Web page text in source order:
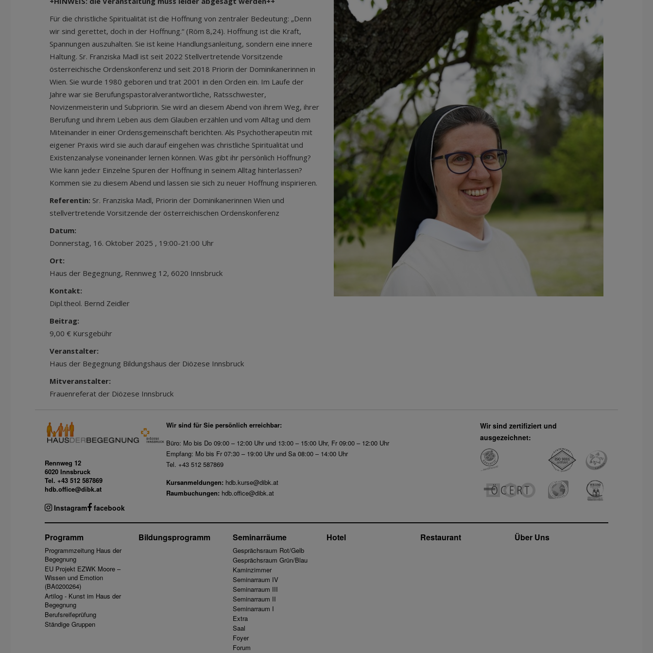
Für die christliche Spiritualität ist die Hoffnung von zentraler Bedeutung: „Denn
wir sind gerettet, doch in der Hoffnung.“ (Röm 8,24). Hoffnung ist die Kraft,
Spannungen auszuhalten. Sie ist keine Handlungsanleitung, sondern eine innere
Haltung. Sr. Franziska Madl ist seit 2022 Stellvertretende Vorsitzende
österreichische Ordenskonferenz und seit 2018 Priorin der Dominikanerinnen in
Wien. Sie wurde 1980 geboren und trat 2001 in den Orden ein. Im Laufe der
Jahre war sie Berufungspastoralverantwortliche, Ratsschwester,
Novizenmeisterin und Subpriorin. Sie wird an diesem Abend von ihrem Weg, ihrer
Berufung und ihrem Leben aus dem Glauben erzählen und vom Alltag und dem
Miteinander in einer Ordensgemeinschaft berichten. Als Psychotherapeutin mit
eigener Praxis wird sie auch darauf eingehen was christliche Spiritualität und
Existenzanalyse voneinander lernen können. Was gibt ihr persönlich Hoffnung?
Wie kann jede:r Einzelne Spuren der Hoffnung in seinem Alltag hinterlassen?
Kommen sie zu diesem Abend und lassen sie sich zu neuer Hoffnung inspirieren.
Referentin: Sr. Franziska Madl, Priorin der Dominikanerinnen Wien und
stellvertretende Vorsitzende der österreichischen Ordenskonferenz
Datum:
Donnerstag, 16. Oktober 2025 , 19:00-21:00 Uhr
Ort:
Haus der Begegnung, Rennweg 12, 6020 Innsbruck
Kontakt:
Dipl.theol. Bernd Zeidler
Beitrag:
9,00 € Kursgebühr
Veranstalter:
Haus der Begegnung Bildungshaus der Diözese Innsbruck
Mitveranstalter:
Frauenreferat der Diözese Innsbruck
Rennweg 12
6020 Innsbruck
Tel. +43 512 587869
hdb.office@dibk.at
Instagram facebook
Wir sind für Sie persönlich erreichbar:
Büro: Mo bis Do 09:00 – 12:00 Uhr und 13:00 – 15:00 Uhr, Fr 09:00 – 12:00 Uhr
Empfang: Mo bis Fr 07:30 – 19:00 Uhr und Sa 08:00 – 14:00 Uhr
Tel. +43 512 587869
Kursanmeldungen: hdb.kurse@dibk.at
Raumbuchungen: hdb.office@dibk.at
Wir sind zertifiziert und
ausgezeichnet:
Programm
Programmzeitung Haus der
Begegnung
EU Projekt EZWK Moore –
Wissen und Emotion
(BA0200264)
Artilog - Kunst im Haus der
Begegnung
Berufsreifeprüfung
Ständige Gruppen
Bildungsprogramm Seminarräume
Gesprächsraum Rot/Gelb
Gesprächsraum Grün/Blau
Kaminzimmer
Seminarraum IV
Seminarraum III
Seminarraum II
Seminarraum I
Extra
Saal
Foyer
Forum
Hotel Restaurant Über Uns